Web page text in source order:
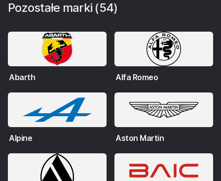
Pozostałe marki (54)
Abarth Alfa Romeo
Alpine Aston Martin